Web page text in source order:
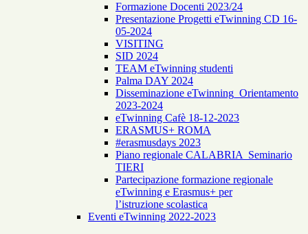
Formazione Docenti 2023/24
Presentazione Progetti eTwinning CD 16-
05-2024
VISITING
SID 2024
TEAM eTwinning studenti
Palma DAY 2024
Disseminazione eTwinning_Orientamento
2023-2024
eTwinning Cafè 18-12-2023
ERASMUS+ ROMA
#erasmusdays 2023
Piano regionale CALABRIA Seminario
TIERI
Partecipazione formazione regionale
eTwinning e Erasmus+ per
l’istruzione scolastica
Eventi eTwinning 2022-2023